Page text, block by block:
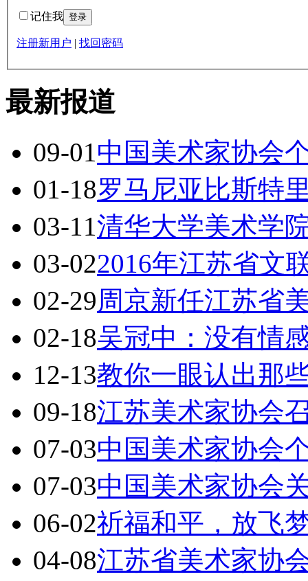
记住我
注册新用户 找回密码
最新报道
09-01中国美术家协会
01-18罗马尼亚比斯特
03-11清华大学美术学
03-022016年江苏省文
02-29周京新任江苏省
02-18吴冠中：没有情
12-13教你一眼认出那
09-18江苏美术家协会
07-03中国美术家协会
07-03中国美术家协会
06-02祈福和平，放
04-08江苏省美术家协